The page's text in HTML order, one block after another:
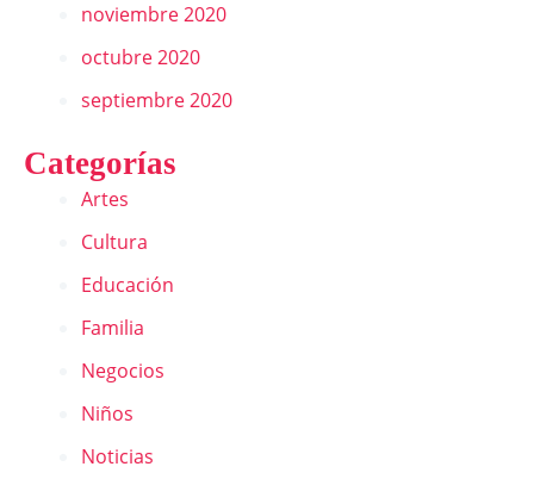
noviembre 2020
octubre 2020
septiembre 2020
Categorías
Artes
Cultura
Educación
Familia
Negocios
Niños
Noticias